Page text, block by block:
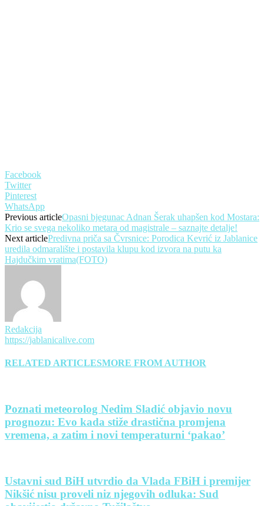
Facebook
Twitter
Pinterest
WhatsApp
Previous articleOpasni bjegunac Adnan Šerak uhapšen kod Mostara:
Krio se svega nekoliko metara od magistrale – saznajte detalje!
Next articlePredivna priča sa Čvrsnice: Porodica Kevrić iz Jablanice
uredila odmaralište i postavila klupu kod izvora na putu ka
Hajdučkim vratima(FOTO)
Redakcija
https://jablanicalive.com
RELATED ARTICLESMORE FROM AUTHOR
Poznati meteorolog Nedim Sladić objavio novu
prognozu: Evo kada stiže drastična promjena
vremena, a zatim i novi temperaturni ‘pakao’
Ustavni sud BiH utvrdio da Vlada FBiH i premijer
Nikšić nisu proveli niz njegovih odluka: Sud